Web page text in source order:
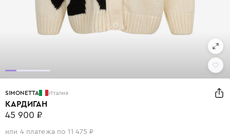
SIMONETTA Италия
КАРДИГАН
45 900 ₽
или 4 платежа по 11 475 ₽